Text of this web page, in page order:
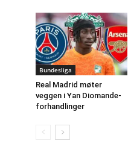
Bundesliga
Real Madrid møter
veggen i Yan Diomande-
forhandlinger